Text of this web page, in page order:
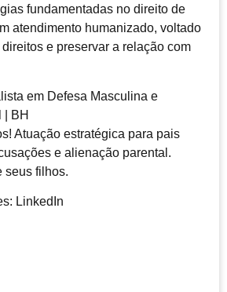
fundamentadas no direito de
atendimento humanizado, voltado
e preservar a relação com
em Defesa Masculina e
| BH
Atuação estratégica para pais
e alienação parental.
seus filhos.
LinkedIn